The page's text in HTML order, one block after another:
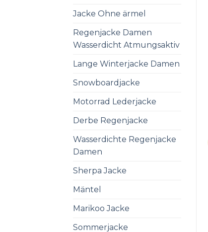
Jacke Ohne ärmel
Regenjacke Damen
Wasserdicht Atmungsaktiv
Lange Winterjacke Damen
Snowboardjacke
Motorrad Lederjacke
Derbe Regenjacke
Wasserdichte Regenjacke
Damen
Sherpa Jacke
Mäntel
Marikoo Jacke
Sommerjacke